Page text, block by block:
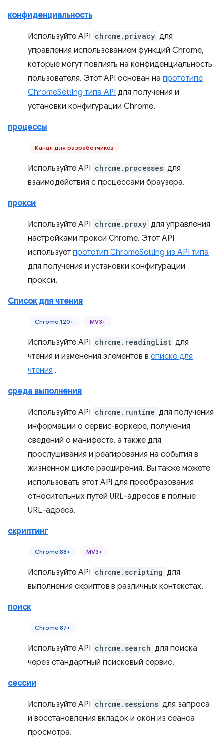
конфиденциальность
Используйте API chrome.privacy для
управления использованием функций Chrome,
которые могут повлиять на конфиденциальность
пользователя. Этот API основан на прототипе
ChromeSetting типа API для получения и
установки конфигурации Chrome.
процессы
Канал для разработчиков
Используйте API chrome.processes для
взаимодействия с процессами браузера.
прокси
Используйте API chrome.proxy для управления
настройками прокси Chrome. Этот API
использует прототип ChromeSetting из API типа
для получения и установки конфигурации
прокси.
Список для чтения
Chrome 120+ MV3+
Используйте API chrome.readingList для
чтения и изменения элементов в списке для
чтения .
среда выполнения
Используйте API chrome.runtime для получения
информации о сервис-воркере, получения
сведений о манифесте, а также для
прослушивания и реагирования на события в
жизненном цикле расширения. Вы также можете
использовать этот API для преобразования
относительных путей URL-адресов в полные
URL-адреса.
скриптинг
Chrome 88+ MV3+
Используйте API chrome.scripting для
выполнения скриптов в различных контекстах.
поиск
Chrome 87+
Используйте API chrome.search для поиска
через стандартный поисковый сервис.
сессии
Используйте API chrome.sessions для запроса
и восстановления вкладок и окон из сеанса
просмотра.